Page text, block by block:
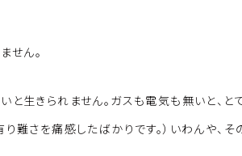
せん。
と生きられません。ガスも電気も無いと、と
難さを痛感したばかりです。）いわんや、そ